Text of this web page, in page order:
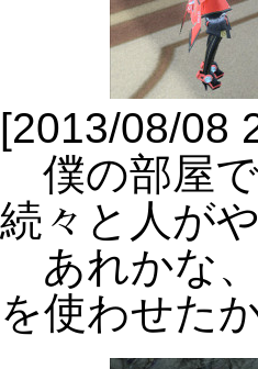
[2013/08/08
僕の部屋
続々と人が
あれかな
を使わせた